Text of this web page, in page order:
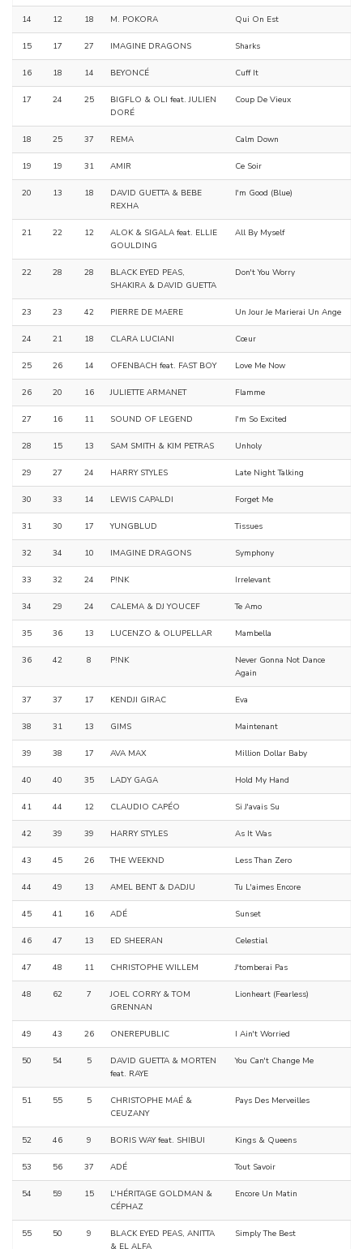
14 12 18 M. POKORA Qui On Est
15 17 27 IMAGINE DRAGONS Sharks
16 18 14 BEYONCÉ Cuff It
17 24 25
BIGFLO & OLI feat. JULIEN
DORÉ
Coup De Vieux
18 25 37 REMA Calm Down
19 19 31 AMIR Ce Soir
20 13 18
DAVID GUETTA & BEBE
REXHA
I'm Good (Blue)
21 22 12
ALOK & SIGALA feat. ELLIE
GOULDING
All By Myself
22 28 28
BLACK EYED PEAS,
SHAKIRA & DAVID GUETTA
Don't You Worry
23 23 42 PIERRE DE MAERE Un Jour Je Marierai Un Ange
24 21 18 CLARA LUCIANI Cœur
25 26 14 OFENBACH feat. FAST BOY Love Me Now
26 20 16 JULIETTE ARMANET Flamme
27 16 11 SOUND OF LEGEND I'm So Excited
28 15 13 SAM SMITH & KIM PETRAS Unholy
29 27 24 HARRY STYLES Late Night Talking
30 33 14 LEWIS CAPALDI Forget Me
31 30 17 YUNGBLUD Tissues
32 34 10 IMAGINE DRAGONS Symphony
33 32 24 P!NK Irrelevant
34 29 24 CALEMA & DJ YOUCEF Te Amo
35 36 13 LUCENZO & OLUPELLAR Mambella
36 42 8 P!NK
Never Gonna Not Dance
Again
37 37 17 KENDJI GIRAC Eva
38 31 13 GIMS Maintenant
39 38 17 AVA MAX Million Dollar Baby
40 40 35 LADY GAGA Hold My Hand
41 44 12 CLAUDIO CAPÉO Si J'avais Su
42 39 39 HARRY STYLES As It Was
43 45 26 THE WEEKND Less Than Zero
44 49 13 AMEL BENT & DADJU Tu L'aimes Encore
45 41 16 ADÉ Sunset
46 47 13 ED SHEERAN Celestial
47 48 11 CHRISTOPHE WILLEM J'tomberai Pas
48 62 7
JOEL CORRY & TOM
GRENNAN
Lionheart (Fearless)
49 43 26 ONEREPUBLIC I Ain't Worried
50 54 5
DAVID GUETTA & MORTEN
feat. RAYE
You Can't Change Me
51 55 5
CHRISTOPHE MAÉ &
CEUZANY
Pays Des Merveilles
52 46 9 BORIS WAY feat. SHIBUI Kings & Queens
53 56 37 ADÉ Tout Savoir
54 59 15
L'HÉRITAGE GOLDMAN &
CÉPHAZ
Encore Un Matin
55 50 9
BLACK EYED PEAS, ANITTA
Simply The Best